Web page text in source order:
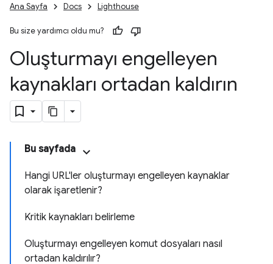
Ana Sayfa Docs Lighthouse
Bu size yardımcı oldu mu?
Oluşturmayı engelleyen
kaynakları ortadan kaldırın
Bu sayfada
Hangi URL'ler oluşturmayı engelleyen kaynaklar
olarak işaretlenir?
Kritik kaynakları belirleme
Oluşturmayı engelleyen komut dosyaları nasıl
ortadan kaldırılır?